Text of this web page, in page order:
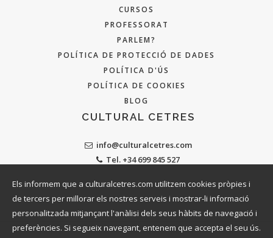
CURSOS
PROFESSORAT
PARLEM?
POLÍTICA DE PROTECCIÓ DE DADES
POLÍTICA D'ÚS
POLÍTICA DE COOKIES
BLOG
CULTURAL CETRES
info@culturalcetres.com
Tel. +34 699 845 527
Els informem que a culturalcetres.com utilitzem cookies pròpies i
de tercers per millorar els nostres serveis i mostrar-li informació
personalitzada mitjançant l'anàlisi dels seus hàbits de navegació i
preferències. Si segueix navegant, entenem que accepta el seu ús.